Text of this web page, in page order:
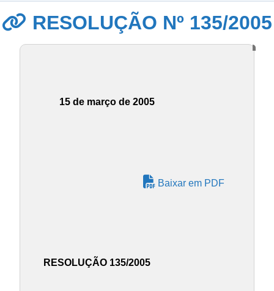
RESOLUÇÃO Nº 135/2005
15 de março de 2005
Baixar em PDF
RESOLUÇÃO 135/2005